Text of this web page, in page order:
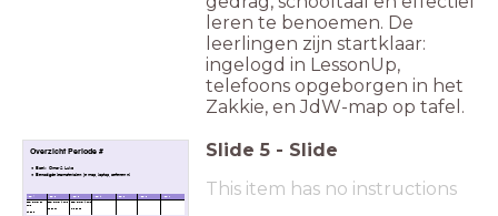
leren te benoemen. De
leerlingen zijn startklaar:
ingelogd in LessonUp,
telefoons opgeborgen in het
Zakkie, en JdW-map op tafel.
Overzicht Periode #
Boek: Omar & Luka
Benodigde lesmaterialen: je map, laptop, oefenen.nl
boek Omar en
Luka
H4 en 5
boek Omar & Luka
H6 en H7
boek Omar & Luka
H 8 en H9
Slide 5 - Slide
This item has no instructions